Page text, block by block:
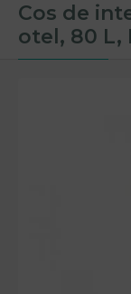
Cos de
otel, 80 L,